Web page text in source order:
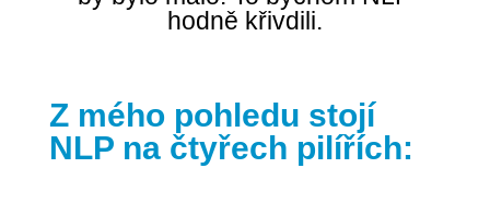
hodně křivdili.
Z mého pohledu stojí
NLP na čtyřech pilířích: